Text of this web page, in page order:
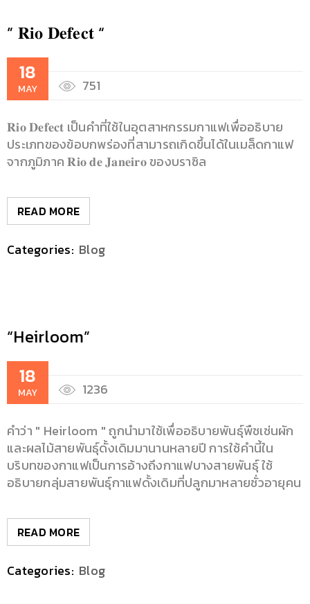
” 𝐑𝐢𝐨 𝐃𝐞𝐟𝐞𝐜𝐭 “
18
MAY 751
𝐑𝐢𝐨 𝐃𝐞𝐟𝐞𝐜𝐭 เป็นคำที่ใช้ในอุตสาหกรรมกาแฟเพื่ออธิบาย
ประเภทของข้อบกพร่องที่สามารถเกิดขึ้นได้ในเมล็ดกาแฟ
จากภูมิภาค 𝐑𝐢𝐨 𝐝𝐞 𝐉𝐚𝐧𝐞𝐢𝐫𝐨 ของบราซิล
READ MORE
Categories: Blog
“Heirloom”
18
MAY 1236
คำว่า " Heirloom " ถูกนำมาใช้เพื่ออธิบายพันธุ์พืชเช่นผัก
และผลไม้สายพันธุ์ดั้งเดิมมานานหลายปี การใช้คำนี้ใน
บริบทของกาแฟเป็นการอ้างถึงกาแฟบางสายพันธุ์ ใช้
อธิบายกลุ่มสายพันธุ์กาแฟดั้งเดิมที่ปลูกมาหลายชั่วอายุคน
READ MORE
Categories: Blog